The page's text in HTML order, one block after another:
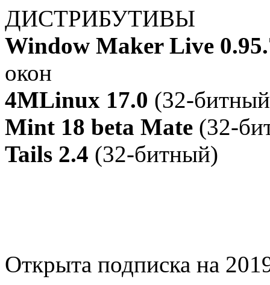
ДИСТРИБУТИВЫ
Window Maker Live
окон
4MLinux 17.0 (32-
Mint 18 beta Mate (32-
Tails 2.4 (32-битный)
Открыта подписка на